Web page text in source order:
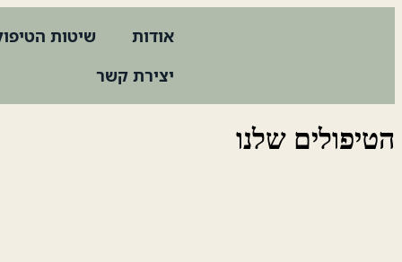
אודות שיטות
יצירת קשר
הטיפולים שלנו